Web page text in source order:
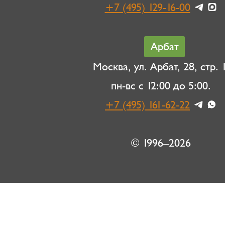
+7 (495) 129-16-00
Арбат
Москва, ул. Арбат, 28, стр.
пн-вс с 12:00 до 5:00.
+7 (495) 161-62-22
© 1996–2026